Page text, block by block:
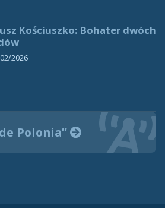
Kościuszko: Bohater dwóch
2026
Polonia”